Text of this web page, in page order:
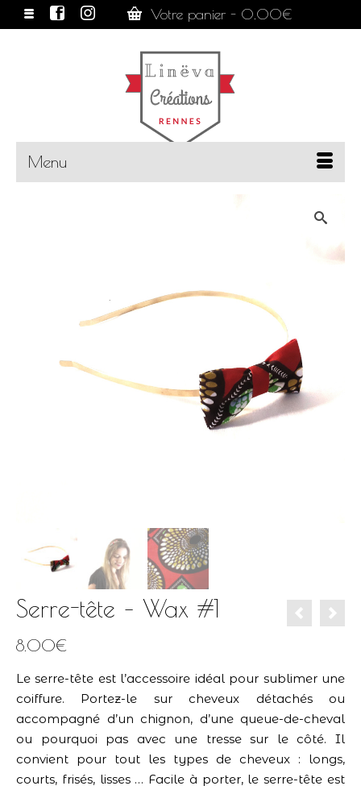
Votre panier - 0.00€
Menu
Serre-tête – Wax #1
8.00€
Le serre-tête est l’accessoire idéal pour sublimer une
coiffure. Portez-le sur cheveux détachés ou
accompagné d’un chignon, d’une queue-de-cheval
ou pourquoi pas avec une tresse sur le côté. Il
convient pour tout les types de cheveux : longs,
courts, frisés, lisses … Facile à porter, le serre-tête est